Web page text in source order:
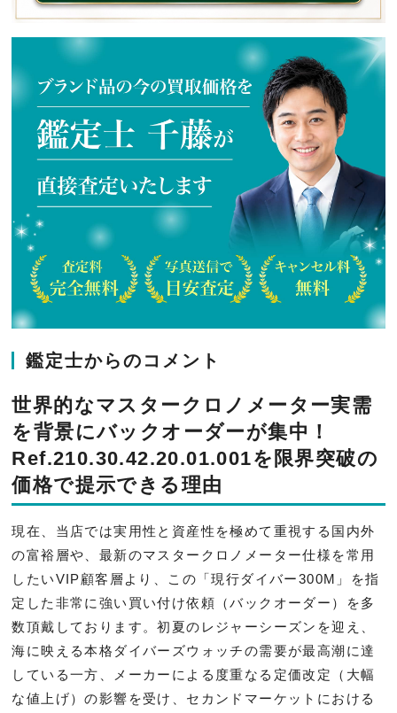
鑑定士からのコメント
世界的なマスタークロノメーター実需
を背景にバックオーダーが集中！
Ref.210.30.42.20.01.001を限界突破の
価格で提示できる理由
現在、当店では実用性と資産性を極めて重視する国内外
の富裕層や、最新のマスタークロノメーター仕様を常用
したいVIP顧客層より、この「現行ダイバー300M」を指
定した非常に強い買い付け依頼（バックオーダー）を多
数頂戴しております。初夏のレジャーシーズンを迎え、
海に映える本格ダイバーズウォッチの需要が最高潮に達
している一方、メーカーによる度重なる定価改定（大幅
な値上げ）の影響を受け、セカンドマーケットにおける